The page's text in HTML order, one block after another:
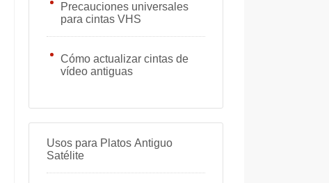
Precauciones universales
para cintas VHS
Cómo actualizar cintas de
vídeo antiguas
Usos para Platos Antiguo
Satélite